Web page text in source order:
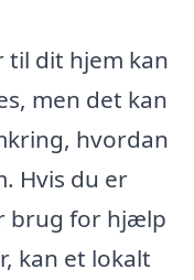
dit hjem kan
men det kan
hvordan
Hvis du er
brug for hjælp
kan et lokalt